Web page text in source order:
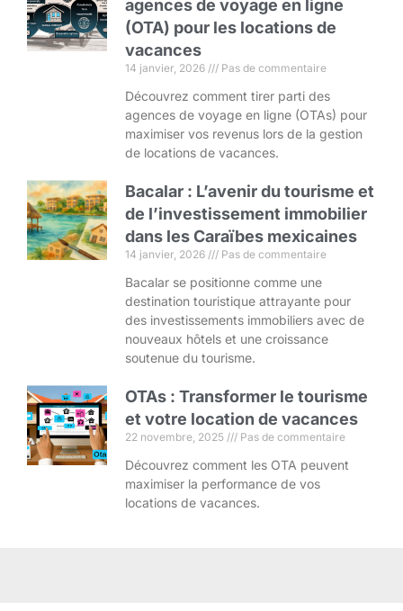
agences de voyage en ligne
(OTA) pour les locations de
vacances
14 janvier, 2026 Pas de commentaire
Découvrez comment tirer parti des
agences de voyage en ligne (OTAs) pour
maximiser vos revenus lors de la gestion
de locations de vacances.
Bacalar : L’avenir du tourisme et
de l’investissement immobilier
dans les Caraïbes mexicaines
14 janvier, 2026 Pas de commentaire
Bacalar se positionne comme une
destination touristique attrayante pour
des investissements immobiliers avec de
nouveaux hôtels et une croissance
soutenue du tourisme.
OTAs : Transformer le tourisme
et votre location de vacances
22 novembre, 2025 Pas de commentaire
Découvrez comment les OTA peuvent
maximiser la performance de vos
locations de vacances.